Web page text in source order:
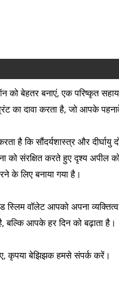
बेहतर बनाएं, एक परिष्कृत
का दावा करता है, जो आपके
है कि सौंदर्यशास्त्र और
को संरक्षित करते हुए दृश्य अपील
के लिए बनाया गया है।
स्लिम वॉलेट आपको अपना
आपके हर दिन को बढ़ाता है।
कृपया बेझिझक हमसे संपर्क करें।